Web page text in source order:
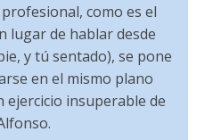
como es el
lugar de hablar desde
y tú sentado), se pone
en el mismo plano
ejercicio insuperable de